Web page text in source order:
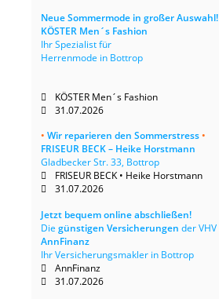
Neue Sommermode in großer Auswahl!
KÖSTER Men´s Fashion
Ihr Spezialist für
Herrenmode in Bottrop
KÖSTER Men´s Fashion
31.07.2026
• Wir reparieren den Sommerstress•
FRISEUR BECK – Heike Horstmann
Gladbecker Str. 33, Bottrop
FRISEUR BECK • Heike Horstmann
31.07.2026
Jetzt bequem online abschließen!
Die günstigen Versicherungen der VHV
AnnFinanz
Ihr Versicherungsmakler in Bottrop
AnnFinanz
31.07.2026